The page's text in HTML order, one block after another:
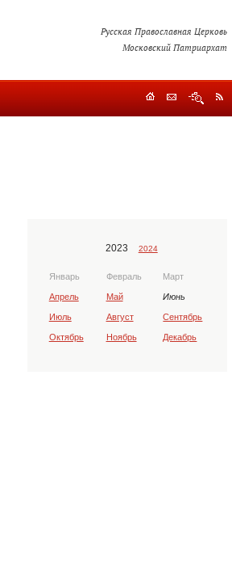
Русская Православная Церковь
Московский Патриархат
2023 2024
Январь Февраль Март
Апрель Май Июнь
Июль Август Сентябрь
Октябрь Ноябрь Декабрь